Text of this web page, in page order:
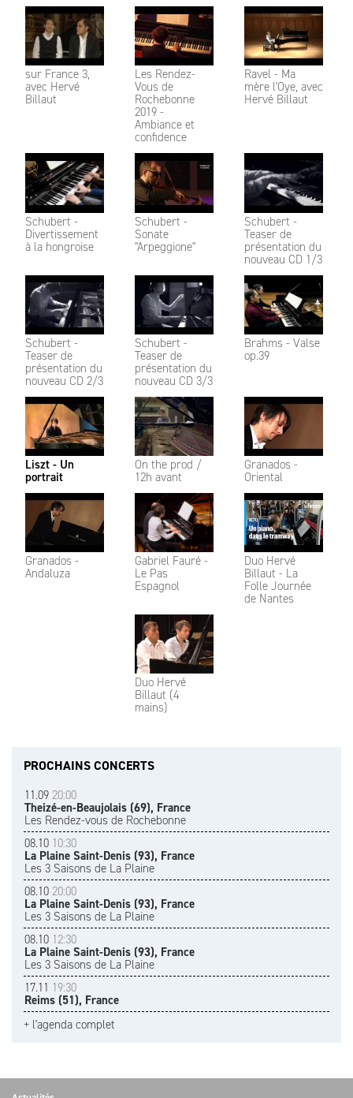
sur France 3,
avec Hervé
Billaut
Les Rendez-
Vous de
Rochebonne
2019 -
Ambiance et
confidence
Ravel - Ma
mère l'Oye, avec
Hervé Billaut
Schubert -
Divertissement
à la hongroise
Schubert -
Sonate
"Arpeggione"
Schubert -
Teaser de
présentation du
nouveau CD 1/3
Schubert -
Teaser de
présentation du
nouveau CD 2/3
Schubert -
Teaser de
présentation du
nouveau CD 3/3
Brahms - Valse
op.39
Liszt - Un
portrait
On the prod /
12h avant
Granados -
Oriental
Granados -
Andaluza
Gabriel Fauré -
Le Pas
Espagnol
Duo Hervé
Billaut - La
Folle Journée
de Nantes
Duo Hervé
Billaut (4
mains)
PROCHAINS CONCERTS
11.09 20:00
Theizé-en-Beaujolais (69), France
Les Rendez-vous de Rochebonne
08.10 10:30
La Plaine Saint-Denis (93), France
Les 3 Saisons de La Plaine
08.10 20:00
La Plaine Saint-Denis (93), France
Les 3 Saisons de La Plaine
08.10 12:30
La Plaine Saint-Denis (93), France
Les 3 Saisons de La Plaine
17.11 19:30
Reims (51), France
+ l'agenda complet